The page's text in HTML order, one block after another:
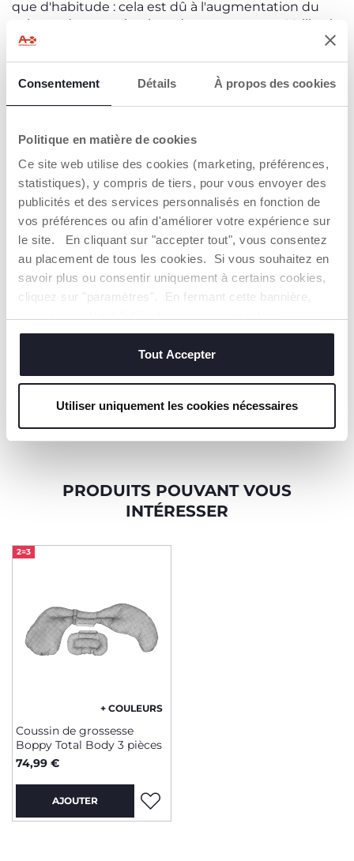
Consentement Détails À propos des cookies
Politique en matière de cookies
Ce site web utilise des cookies (marketing, préférences,
statistiques), y compris de tiers, pour vous envoyer des
publicités et des services personnalisés en fonction de
vos préférences ou afin d'améliorer votre expérience sur
le site. En cliquant sur "accepter tout", vous consentez
au placement de tous les cookies. Si vous souhaitez en
savoir plus ou consentir uniquement à certains cookies,
cliquez sur "paramètres". En fermant cette bannière,
techniques, qui sont essentiels au service demandé.
Tout Accepter
Utiliser uniquement les cookies nécessaires
que d'habitude : cela est dû à l'augmentation du
volume de sang circulant dans votre corps. Veillez à
bien vous alimenter. Si vous commencez à avoir
plus d'appétit, vous pouvez calmer votre faim en
prenant des en-cas le matin et l'après-midi et en
choisissant soigneusement vos aliments. Si votre
grossesse se déroule bien, prenez l'habitude de
exercices et une activité physique
état.
INSCRIVEZ-VOUS À NOTRE NEWSLETTER
Immédiatement pour vous un bon de 10€ à
dépenser sur notre site internet
S’ABONNER À LA NEWSLETTER
PRODUITS POUVANT VOUS
INTÉRESSER
2=3
+ COULEURS
Coussin de grossesse
Boppy Total Body 3 pièces
74,99 €
AJOUTER